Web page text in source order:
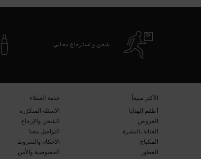
شحن و استرجاع مجاني
​الأكثر مبيعاً​
أطقم الهدايا​
العروض​
العناية بالبشرة​
المكياج​
العطور​
خدمة العملاء​
الأسئلة المتكرّرة​
الشحن والإرجاع​
التواصل معنا​
الأحكام والشروط​
الخصوصية والأمن​